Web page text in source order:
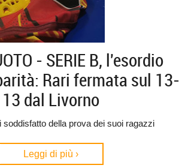
- SERIE B, l'esordio
Rari fermata sul 13-
13 dal Livorno
soddisfatto della prova dei suoi ragazzi
Leggi di più ›